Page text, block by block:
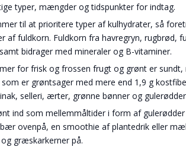
typer, mængder og tidspunkter for indtag.
til at prioritere typer af kulhydrater, så
af fuldkorn. Fuldkorn fra havregryn, rugbrød,
bidrager med mineraler og B-vitaminer.
for frisk og frossen frugt og grønt er
er grøntsager med mere end 1,9 g
selleri, ærter, grønne bønner og
ind som mellemmåltider i form af
ovenpå, en smoothie af plantedrik eller
græskarkerner på.